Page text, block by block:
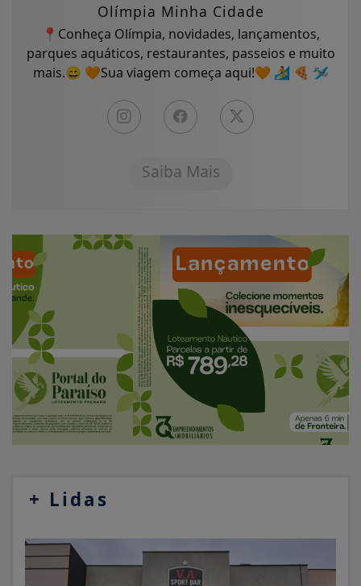
Olímpia Minha Cidade
📍Conheça Olímpia, novidades, lançamentos,
parques aquáticos, restaurantes, passeios e muito
mais.😄 🧡Sua viagem começa aqui!🧡 🏄 🍕 🛩
Saiba Mais
+ Lidas